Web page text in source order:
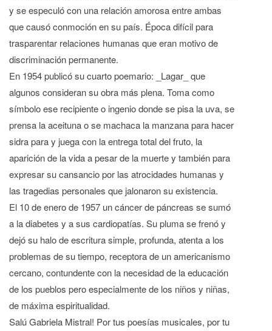
y se especuló con una relación amorosa entre ambas
que causó conmoción en su país. Época difícil para
trasparentar relaciones humanas que eran motivo de
discriminación permanente.
En 1954 publicó su cuarto poemario: _Lagar_ que
algunos consideran su obra más plena. Toma como
símbolo ese recipiente o ingenio donde se pisa la uva, se
prensa la aceituna o se machaca la manzana para hacer
sidra para y juega con la entrega total del fruto, la
aparición de la vida a pesar de la muerte y también para
expresar su cansancio por las atrocidades humanas y
las tragedias personales que jalonaron su existencia.
El 10 de enero de 1957 un cáncer de páncreas se sumó
a la diabetes y a sus cardiopatías. Su pluma se frenó y
dejó su halo de escritura simple, profunda, atenta a los
problemas de su tiempo, receptora de un americanismo
cercano, contundente con la necesidad de la educación
de los pueblos pero especialmente de los niños y niñas,
de máxima espiritualidad.
Salú Gabriela Mistral! Por tus poesías musicales, por tu